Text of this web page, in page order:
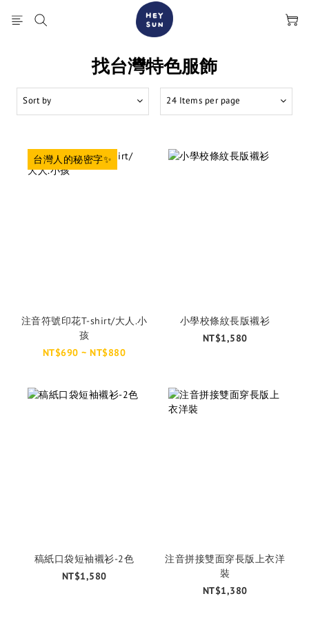
找台灣特色服飾
Sort by 24 Items per page
台灣人的秘密字✨
注音符號印花T-shirt/大人.小
孩
NT$690 ~ NT$880
小學校條紋長版襯衫
NT$1,580
稿紙口袋短袖襯衫-2色
NT$1,580
注音拼接雙面穿長版上衣洋
裝
NT$1,380